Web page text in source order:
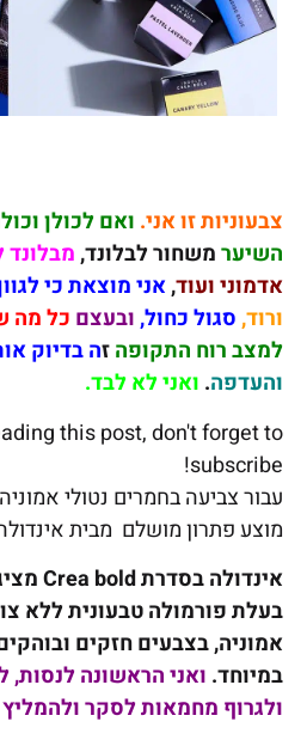
צבעוניות זו אני. ואם לכולן
השיערמשחור לבלונד,מבלונד
אדמוני ועוד,אני מוצאת כי
ורוד,סגול כחול,ובעצם כל מה
למצב רוח התקופהזה בדיוק
והעדפה. ואני לא לבד.
this post, don't forget to
subscribe!
עבור צביעה בחמרים נטולי
מוצע פתרון מושלם מבית
אינדולה בסדרתCrea bold
בעלת פורמולה טבעונית ללא
אמוניה, בצבעים חזקים
במיוחד. ואני הראשונה
ולגרוף מחמאות לסקר ולהמליץ